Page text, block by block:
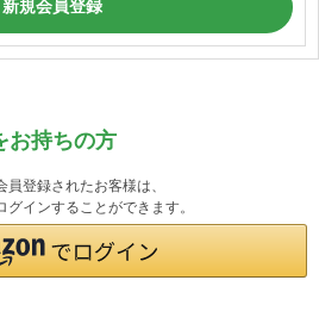
お持ちの方
登録されたお客様は、
インすることができます。